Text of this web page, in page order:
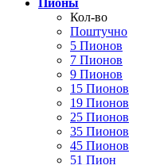
Пионы
Кол-во
Поштучно
5 Пионов
7 Пионов
9 Пионов
15 Пионов
19 Пионов
25 Пионов
35 Пионов
45 Пионов
51 Пион